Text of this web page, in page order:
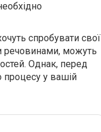
спробувати свої
речовинами, можуть
Однак, перед
процесу у вашій